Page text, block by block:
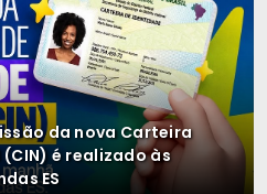
da nova Carteira
é realizado às
ES